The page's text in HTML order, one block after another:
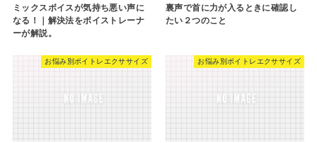
ミックスボイスが気持ち悪い声に
なる！｜解決法をボイストレーナ
ーが解説。
裏声で首に力が入るときに確認し
たい２つのこと
お悩み別ボイトレエクササイズ お悩み別ボイトレエクササイズ